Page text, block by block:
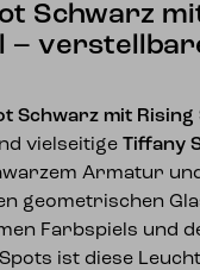
Schwarz
–
Schwarz mit Rising
vielseitige Tiffany
Armatur
geometrischen
Farbspiels und
ist diese